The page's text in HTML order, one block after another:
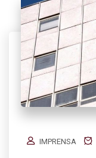
IMPRENSA